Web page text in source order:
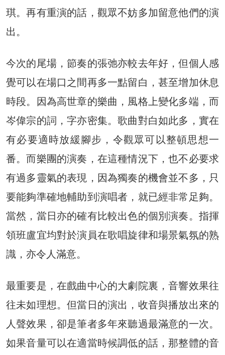
琪。再有重演的話，觀眾不妨多加留意他們的演
出。
今次的尾場，節奏的張弛亦較去年好，但個人感
覺可以在場口之間再多一點留白，甚至增加休息
時段。因為高世章的樂曲，風格上變化多端，而
岑偉宗的詞，字亦密集。歌曲對白如此多，實在
有必要適時放緩腳步，令觀眾可以整頓思想一
番。而樂團的演奏，在這種情況下，也不必要求
有過多靈氣的表現，因為獨奏的機會並不多，只
要能夠準確地輔助到演唱者，就已經非常足夠。
當然，當日亦的確有比較出色的個別演奏。指揮
領班盧宜均對於演員在歌唱旋律和場景氣氛的熟
識，亦令人滿意。
最重要是，在戲曲中心的大劇院裏，音響效果往
往未如理想。但當日的演出，收音與播放出來的
人聲效果，卻是筆者多年來聽過最滿意的一次。
如果音量可以在適當時候調低的話，那整體的音